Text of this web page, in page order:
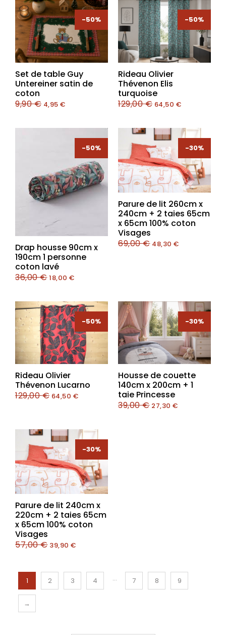
-50%
-50%
Set de table Guy
Untereiner satin de
coton
9,90€ 4,95 €
-50%
-50%
Rideau Olivier
Thévenon Elis
turquoise
129,00€ 64,50 €
-50%
Drap housse 90cm x
190cm 1 personne
coton lavé
36,00€18,00 €
-30%
-30%
Parure de lit 260cm x
240cm + 2 taies 65cm
x 65cm 100% coton
Visages
69,00€ 48,30 €
-50%
-50%
Rideau Olivier
Thévenon Lucarno
129,00€ 64,50 €
-30%
-30%
Housse de couette
140cm x 200cm + 1
taie Princesse
39,00€ 27,30 €
-30%
-30%
Parure de lit 240cm x
220cm + 2 taies 65cm
x 65cm 100% coton
Visages
57,00€ 39,90 €
1 2 3 4 … 7 8 9
→